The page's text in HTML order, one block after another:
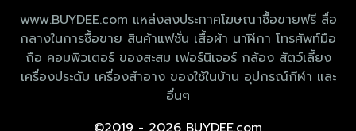
www.BUYDEE.com แหล่งลงประกาศโฆษณาซื้อขายฟรี สื่อ
กลางในการซื้อขาย สินค้าแฟชั่น เสื้อผ้า นาฬิกา โทรศัพท์มือ
ถือ คอมพิวเตอร์ ของสะสม เฟอร์นิเจอร์ กล้อง สัตว์เลี้ยง
เครื่องประดับ เครื่องสำอาง ของใช้ในบ้าน อุปกรณ์กีฬา และ
อื่นๆ